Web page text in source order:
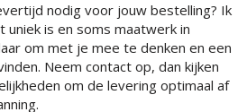
nodig voor jouw bestelling? Ik
is en soms maatwerk in
om met je mee te denken en een
Neem contact op, dan kijken
om de levering optimaal af